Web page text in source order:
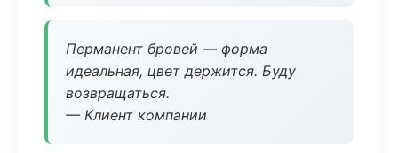
Перманент бровей — форма
идеальная, цвет держится. Буду
возвращаться.
— Клиент компании